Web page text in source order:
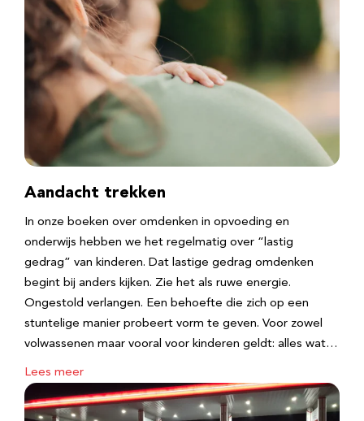
Aandacht trekken
In onze boeken over omdenken in opvoeding en
onderwijs hebben we het regelmatig over “lastig
gedrag” van kinderen. Dat lastige gedrag omdenken
begint bij anders kijken. Zie het als ruwe energie.
Ongestold verlangen. Een behoefte die zich op een
stuntelige manier probeert vorm te geven. Voor zowel
volwassenen maar vooral voor kinderen geldt: alles wat…
Lees meer